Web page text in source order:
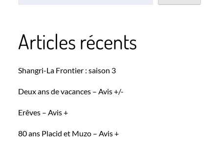
Articles récents
Shangri-La Frontier : saison 3
Deux ans de vacances – Avis +/-
Erêves – Avis +
80 ans Placid et Muzo – Avis +